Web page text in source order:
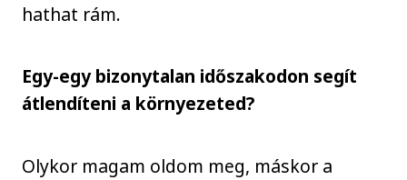
hathat rám.
Egy-egy bizonytalan időszakodon segít
átlendíteni a környezeted?
Olykor magam oldom meg, máskor a